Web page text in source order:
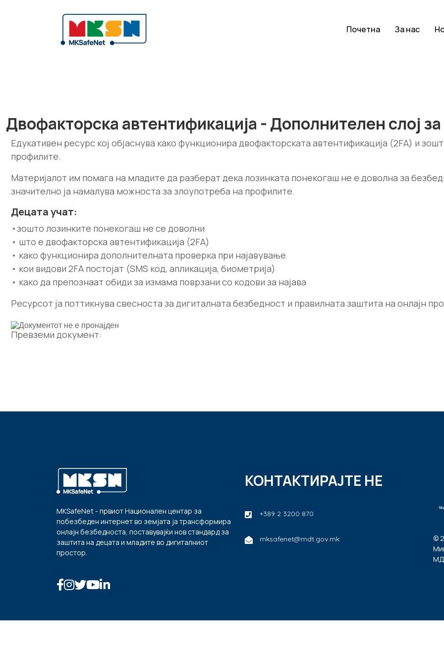
Почетна За нас
Двофакторска автентификација - Дополнителен слој
Едукативен ресурс кој објаснува како функционира двофакторската автентификација (2FA) и
профилите.
Материјалот им помага на младите да разберат дека лозинката понекогаш не е доволна за
значително ја намалува можноста за злоупотреба на профилите.
Децата учат:
•зошто лозинките понекогаш не се доволни
• што е двофакторска автентификација (2FA)
• како функционира дополнителната проверка при најавување
• кои видови 2FA постојат (SMS код, апликација, биометрија)
• како да препознаат обиди за измама поврзани со кодови за најава
Ресурсот ја поттикнува свесноста за дигиталната безбедност и правилната заштита на онлајн
Превземи документ:
MKSafeNet - првиот Национален центар за
побезбеден интернет во земјата ја трансформира
онлајн безбедноста, поставувајќи нов стандард за
заштита на децата и младите во дигиталниот
простор.
КОНТАКТИРАЈТЕ НЕ
+389 2 3200 870
mksafenet@mdt.gov.mk
©